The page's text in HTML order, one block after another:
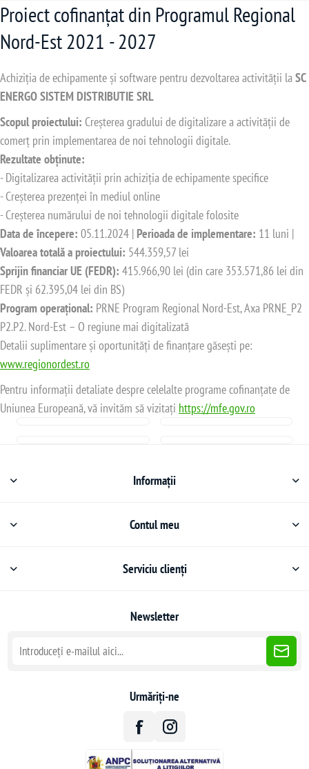
Proiect cofinanțat din Programul Regional
Nord-Est 2021 - 2027
Achiziția de echipamente și software pentru dezvoltarea activității laSC
ENERGO SISTEM DISTRIBUTIE SRL
Scopul proiectului: Creșterea gradului de digitalizare a activității de
comerț prin implementarea de noi tehnologii digitale.
Rezultate obținute:
- Digitalizarea activității prin achiziția de echipamente specifice
- Creșterea prezenței în mediul online
- Creșterea numărului de noi tehnologii digitale folosite
Data de începere: 05.11.2024 | Perioada de implementare: 11 luni |
Valoarea totală a proiectului: 544.359,57 lei
Sprijin financiar UE (FEDR): 415.966,90 lei (din care 353.571,86 lei din
FEDR și 62.395,04 lei din BS)
Program operațional: PRNE Program Regional Nord-Est, Axa PRNE_P2
P2.P2. Nord-Est – O regiune mai digitalizată
Detalii suplimentare și oportunități de finanțare găsești pe:
www.regionordest.ro
Pentru informații detaliate despre celelalte programe cofinanțate de
Uniunea Europeană, vă invităm să vizitați https://mfe.gov.ro
Informații
Contul meu
Serviciu clienți
Newsletter
Urmăriți-ne